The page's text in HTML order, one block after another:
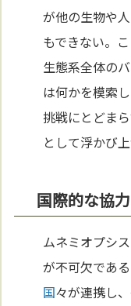
が他の生物や
もできない。
生態系全体の
は何かを模索
挑戦にとどま
として浮かび
国際的な協
ムネミオプシ
が不可欠である
国々が連携し